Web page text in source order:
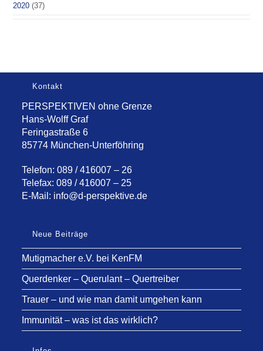
2020 (37)
Kontakt
PERSPEKTIVEN ohne Grenze
Hans-Wolff Graf
Feringastraße 6
85774 München-Unterföhring
Telefon: 089 / 416007 – 26
Telefax: 089 / 416007 – 25
E-Mail: info@d-perspektive.de
Neue Beiträge
Mutigmacher e.V. bei KenFM
Querdenker – Querulant – Quertreiber
Trauer – und wie man damit umgehen kann
Immunität – was ist das wirklich?